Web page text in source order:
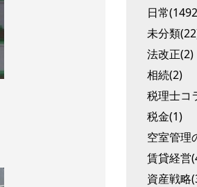
日常
未分類
法改正(2)
相続(2)
税理士コ
税金(1)
空室管理
賃貸経営
資産戦略